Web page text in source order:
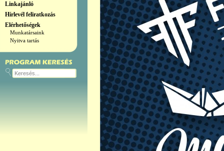
Linkajánló
Hírlevél feliratkozás
Elérhetőségek
Munkatársaink
Nyitva tartás